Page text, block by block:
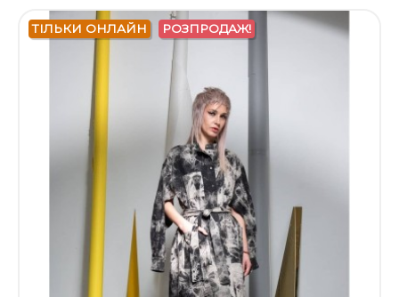
ТІЛЬКИ ОНЛАЙН РОЗПРОДАЖ!